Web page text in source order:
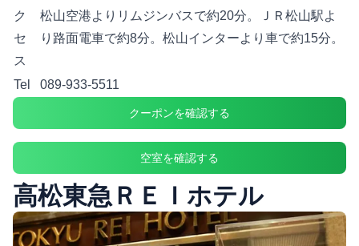
ク
セ
ス
松山空港よりリムジンバスで約20分。ＪＲ松山駅よ
り路面電車で約8分。松山インターより車で約15分。
Tel 089-933-5511
クーポンを確認する
空室を確認する
高松東急ＲＥＩホテル